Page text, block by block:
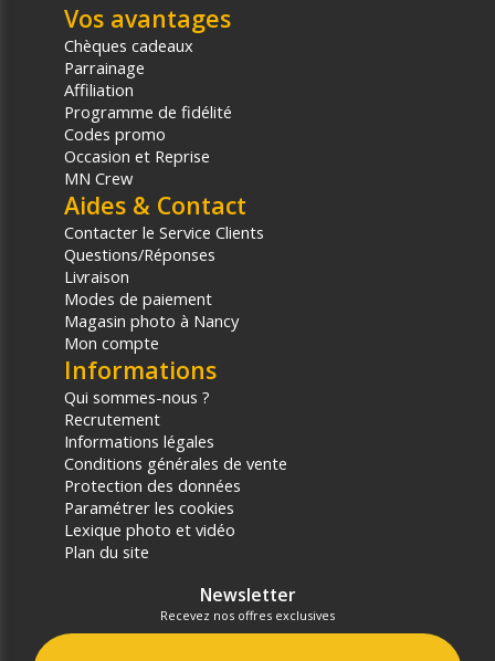
Vos avantages
Chèques cadeaux
Parrainage
Affiliation
Programme de fidélité
Codes promo
Occasion et Reprise
MN Crew
Aides & Contact
Contacter le Service Clients
Questions/Réponses
Livraison
Modes de paiement
Magasin photo à Nancy
Mon compte
Informations
Qui sommes-nous ?
Recrutement
Informations légales
Conditions générales de vente
Protection des données
Paramétrer les cookies
Lexique photo et vidéo
Plan du site
Newsletter
Recevez nos offres exclusives